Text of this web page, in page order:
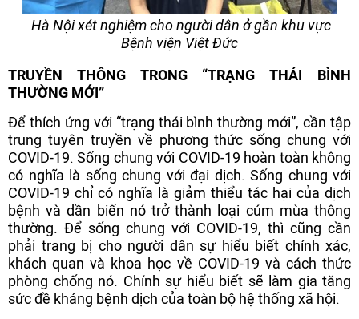
Hà Nội xét nghiệm cho người dân ở gần khu vực
Bệnh viện Việt Đức
TRUYỀN THÔNG TRONG “TRẠNG THÁI BÌNH
THƯỜNG MỚI”
Để thích ứng với “trạng thái bình thường mới”, cần tập
trung tuyên truyền về phương thức sống chung với
COVID-19. Sống chung với COVID-19 hoàn toàn không
có nghĩa là sống chung với đại dịch. Sống chung với
COVID-19 chỉ có nghĩa là giảm thiểu tác hại của dịch
bệnh và dần biến nó trở thành loại cúm mùa thông
thường. Để sống chung với COVID-19, thì cũng cần
phải trang bị cho người dân sự hiểu biết chính xác,
khách quan và khoa học về COVID-19 và cách thức
phòng chống nó. Chính sự hiểu biết sẽ làm gia tăng
sức đề kháng bệnh dịch của toàn bộ hệ thống xã hội.